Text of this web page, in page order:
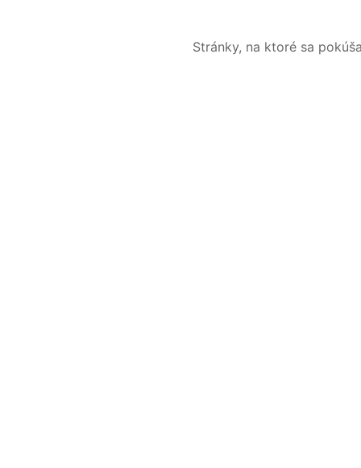
Stránky, na ktoré sa